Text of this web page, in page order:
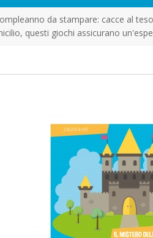
da stampare: cacce al
questi giochi assicurano